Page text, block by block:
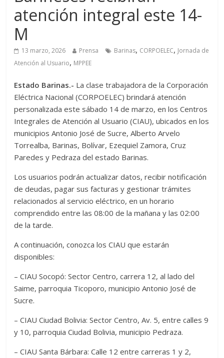
atención integral este 14-
M
13 marzo, 2026 Prensa Barinas, CORPOELEC, Jornada de
Atención al Usuario, MPPEE
Estado Barinas.- La clase trabajadora de la Corporación
Eléctrica Nacional (CORPOELEC) brindará atención
personalizada este sábado 14 de marzo, en los Centros
Integrales de Atención al Usuario (CIAU), ubicados en los
municipios Antonio José de Sucre, Alberto Arvelo
Torrealba, Barinas, Bolívar, Ezequiel Zamora, Cruz
Paredes y Pedraza del estado Barinas.
Los usuarios podrán actualizar datos, recibir notificación
de deudas, pagar sus facturas y gestionar trámites
relacionados al servicio eléctrico, en un horario
comprendido entre las 08:00 de la mañana y las 02:00
de la tarde.
A continuación, conozca los CIAU que estarán
disponibles:
– CIAU Socopó: Sector Centro, carrera 12, al lado del
Saime, parroquia Ticoporo, municipio Antonio José de
Sucre.
– CIAU Ciudad Bolivia: Sector Centro, Av. 5, entre calles 9
y 10, parroquia Ciudad Bolivia, municipio Pedraza.
– CIAU Santa Bárbara: Calle 12 entre carreras 1 y 2,